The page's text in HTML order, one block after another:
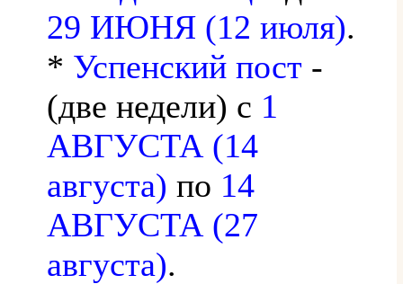
29 ИЮНЯ (12 июля).
* Успенский пост -
(две недели) с 1
АВГУСТА (14
августа) по 14
АВГУСТА (27
августа).